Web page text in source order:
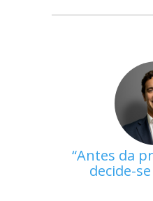
Antes da
decide-